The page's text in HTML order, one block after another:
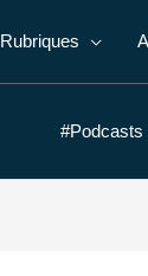
Rubriques
#Podcasts